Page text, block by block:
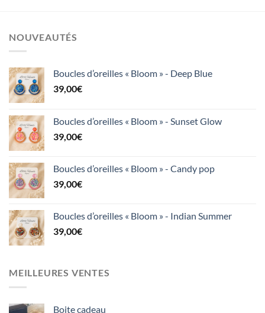
NOUVEAUTÉS
Boucles d’oreilles « Bloom » - Deep Blue
39,00€
Boucles d’oreilles « Bloom » - Sunset Glow
39,00€
Boucles d’oreilles « Bloom » - Candy pop
39,00€
Boucles d’oreilles « Bloom » - Indian Summer
39,00€
MEILLEURES VENTES
Boite cadeau